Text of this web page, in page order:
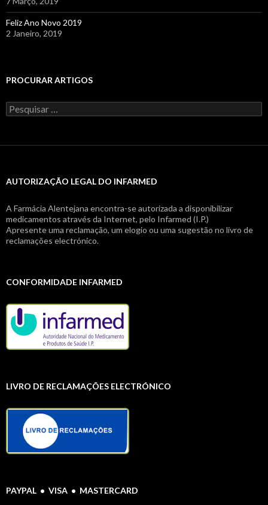
Feliz Ano Novo 2019
2 Janeiro, 2019
PROCURAR ARTIGOS
Pesquisar
por:
AUTORIZAÇÃO LEGAL DO INFARMED
A Farmácia Alentejana encontra-se autorizada a disponibilizar
medicamentos através da Internet, pelo Infarmed (I.P.)
Apresente uma reclamação, um elogio ou uma sugestão no livro de
reclamações electrónico.
CONFORMIDADE INFARMED
LIVRO DE RECLAMAÇÕES ELECTRÓNICO
PAYPAL • VISA • MASTERCARD